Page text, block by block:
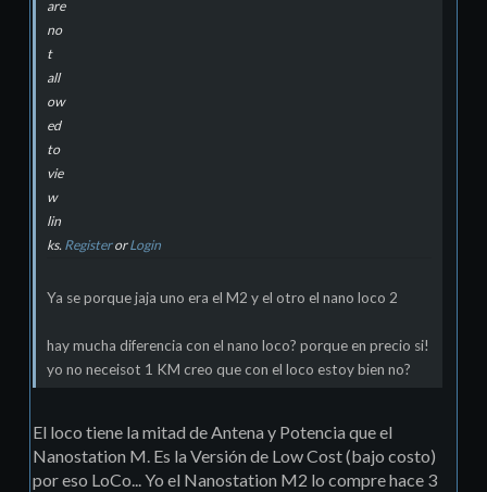
are
no
t
all
ow
ed
to
vie
w
lin
ks. RegisterorLogin
Ya se porque jaja uno era el M2 y el otro el nano loco 2
hay mucha diferencia con el nano loco? porque en precio si!
yo no neceisot 1 KM creo que con el loco estoy bien no?
El loco tiene la mitad de Antena y Potencia que el
Nanostation M. Es la Versión de Low Cost (bajo costo)
por eso LoCo... Yo el Nanostation M2 lo compre hace 3